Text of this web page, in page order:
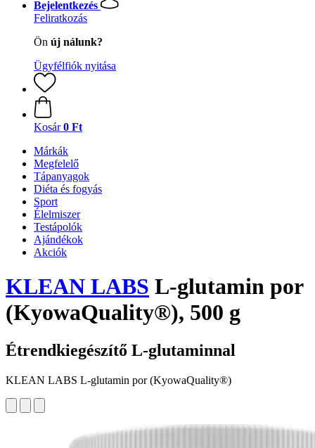
Bejelentkezés
Feliratkozás
Ön új nálunk?
Ügyfélfiók nyitása
Kosár 0 Ft
Márkák
Megfelelő
Tápanyagok
Diéta és fogyás
Sport
Élelmiszer
Testápolók
Ajándékok
Akciók
KLEAN LABS L-glutamin por
(KyowaQuality®), 500 g
Étrendkiegészítő L-glutaminnal
KLEAN LABS L-glutamin por (KyowaQuality®)